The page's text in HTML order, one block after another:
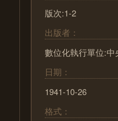
版次:1-2
出版者：
數位化執行單位:
日期：
1941-10-26
格式：